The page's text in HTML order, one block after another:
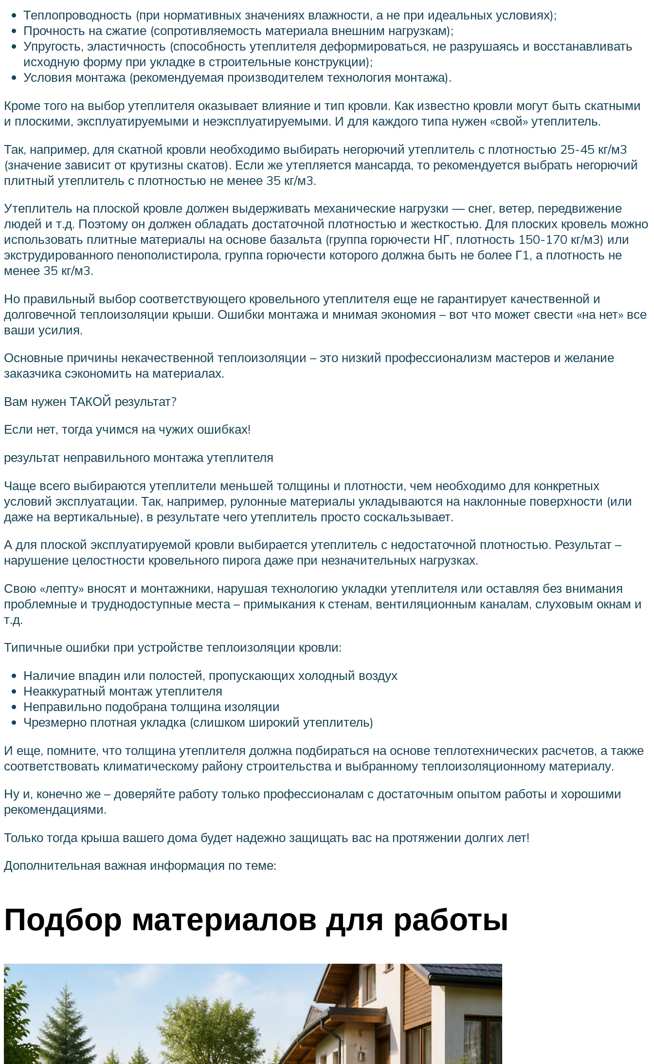
Теплопроводность (при нормативных значениях влажности, а не при идеальных условиях);
Прочность на сжатие (сопротивляемость материала внешним нагрузкам);
Упругость, эластичность (способность утеплителя деформироваться, не разрушаясь и восстанавливать
исходную форму при укладке в строительные конструкции);
Условия монтажа (рекомендуемая производителем технология монтажа).
Кроме того на выбор утеплителя оказывает влияние и тип кровли. Как известно кровли могут быть скатными
и плоскими, эксплуатируемыми и неэксплуатируемыми. И для каждого типа нужен «свой» утеплитель.
Так, например, для скатной кровли необходимо выбирать негорючий утеплитель с плотностью 25-45 кг/м3
(значение зависит от крутизны скатов). Если же утепляется мансарда, то рекомендуется выбрать негорючий
плитный утеплитель с плотностью не менее 35 кг/м3.
Утеплитель на плоской кровле должен выдерживать механические нагрузки — снег, ветер, передвижение
людей и т.д. Поэтому он должен обладать достаточной плотностью и жесткостью. Для плоских кровель можно
использовать плитные материалы на основе базальта (группа горючести НГ, плотность 150-170 кг/м3) или
экструдированного пенополистирола, группа горючести которого должна быть не более Г1, а плотность не
менее 35 кг/м3.
Но правильный выбор соответствующего кровельного утеплителя еще не гарантирует качественной и
долговечной теплоизоляции крыши. Ошибки монтажа и мнимая экономия – вот что может свести «на нет» все
ваши усилия.
Основные причины некачественной теплоизоляции – это низкий профессионализм мастеров и желание
заказчика сэкономить на материалах.
Вам нужен ТАКОЙ результат?
Если нет, тогда учимся на чужих ошибках!
результат неправильного монтажа утеплителя
Чаще всего выбираются утеплители меньшей толщины и плотности, чем необходимо для конкретных
условий эксплуатации. Так, например, рулонные материалы укладываются на наклонные поверхности (или
даже на вертикальные), в результате чего утеплитель просто соскальзывает.
А для плоской эксплуатируемой кровли выбирается утеплитель с недостаточной плотностью. Результат –
нарушение целостности кровельного пирога даже при незначительных нагрузках.
Свою «лепту» вносят и монтажники, нарушая технологию укладки утеплителя или оставляя без внимания
проблемные и труднодоступные места – примыкания к стенам, вентиляционным каналам, слуховым окнам и
т.д.
Типичные ошибки при устройстве теплоизоляции кровли:
Наличие впадин или полостей, пропускающих холодный воздух
Неаккуратный монтаж утеплителя
Неправильно подобрана толщина изоляции
Чрезмерно плотная укладка (слишком широкий утеплитель)
И еще, помните, что толщина утеплителя должна подбираться на основе теплотехнических расчетов, а также
соответствовать климатическому району строительства и выбранному теплоизоляционному материалу.
Ну и, конечно же – доверяйте работу только профессионалам с достаточным опытом работы и хорошими
рекомендациями.
Только тогда крыша вашего дома будет надежно защищать вас на протяжении долгих лет!
Дополнительная важная информация по теме:
Подбор материалов для работы